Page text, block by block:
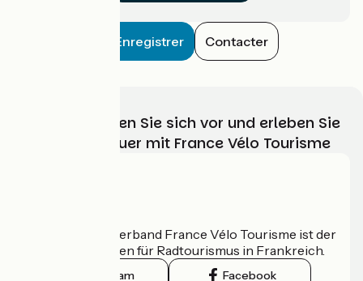
Enregistrer Contacter
Wählen, bereiten Sie sich vor und erleben Sie
Ihr Radabenteuer mit France Vélo Tourisme
Der nationale Verband France Vélo Tourisme ist der
offizielle Leitfaden für Radtourismus in Frankreich.
Instagram Facebook